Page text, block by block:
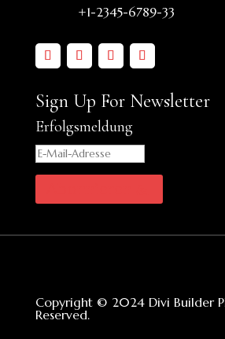
+1-2345-6789-33
Sign Up For Newsletter
Erfolgsmeldung
Copyright © 2024 Divi Builder
Reserved.